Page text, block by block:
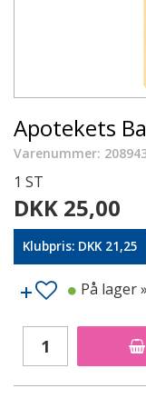
Apotekets
Varenummer:
1 ST
DKK 25,00
Klubpris: DKK 21,25
På lager